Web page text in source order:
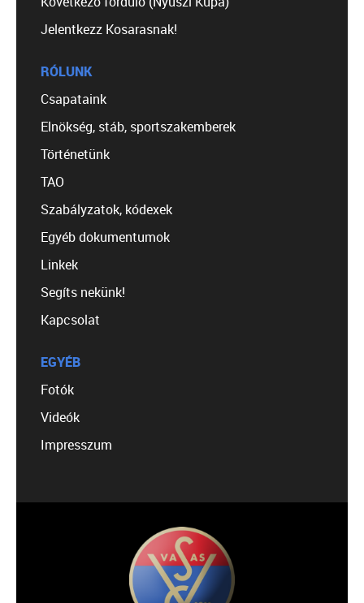
Jelentkezz Kosarasnak!
RÓLUNK
Csapataink
Elnökség, stáb, sportszakemberek
Történetünk
TAO
Szabályzatok, kódexek
Egyéb dokumentumok
Linkek
Segíts nekünk!
Kapcsolat
EGYÉB
Fotók
Videók
Impresszum